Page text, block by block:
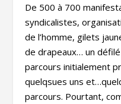
De 500 à 700
syndicalistes,
de l’homme, gilets
de drapeaux… un
parcours initialement
quelqsues uns
parcours. Pourtant,